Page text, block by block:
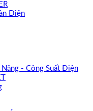
Điện
- Công Suất Điện